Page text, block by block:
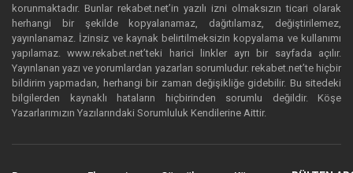
korunmaktadır. Bunlar rekabet.net’in yazılı izni olmaksızın ticari olarak
herhangi bir şekilde kopyalanamaz, dağıtılamaz, değiştirilemez,
yayınlanamaz. İzinsiz ve kaynak belirtilmeksizin kopyalama ve kullanımı
yapılamaz. www.rekabet.net’teki harici linkler ayrı bir sayfada açılır.
Yayınlanan yazı ve yorumlardan yazarları sorumludur. rekabet.net’te hiçbir
bildirim yapmadan, herhangi bir zaman değişikliğe gidebilir. Bu sitedeki
bilgilerden kaynaklı hataların hiçbirinden sorumlu değildir. Köşe
Yazarlarımızın Yazılarındaki Sorumluluk Kendilerine Aittir.